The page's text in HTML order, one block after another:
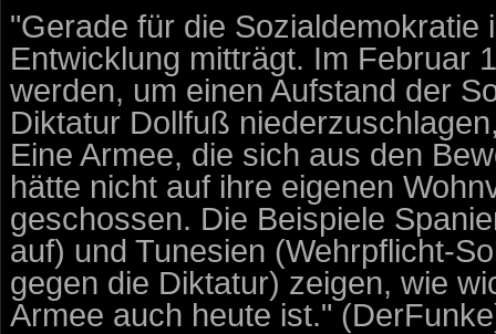
"Gerade für die
Entwicklung mitträgt. Im Februar
werden, um einen Aufstand der
Diktatur Dollfuß
Eine Armee, die sich aus den
hätte nicht auf ihre eigenen
geschossen. Die Beispiele
auf) und Tunesien (Wehrpflicht-
gegen die Diktatur) zeigen, wie
Armee auch heute ist."